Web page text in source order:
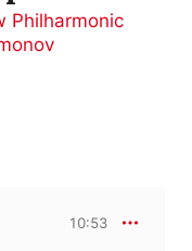
Philharmonic
10:53